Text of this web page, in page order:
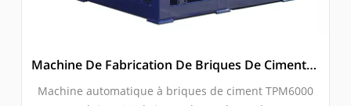
Machine De Fabrication De Briques De Ciment/cendres Volantes Entièrement Automatique À Vendre (TPM6000)
Machine automatique à briques de ciment TPM6000